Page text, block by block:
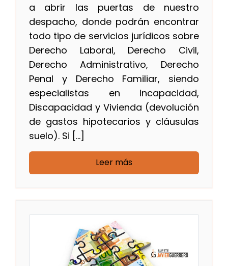
a abrir las puertas de nuestro
despacho, donde podrán encontrar
todo tipo de servicios jurídicos sobre
Derecho Laboral, Derecho Civil,
Derecho Administrativo, Derecho
Penal y Derecho Familiar, siendo
especialistas en Incapacidad,
Discapacidad y Vivienda (devolución
de gastos hipotecarios y cláusulas
suelo). Si […]
Leer más